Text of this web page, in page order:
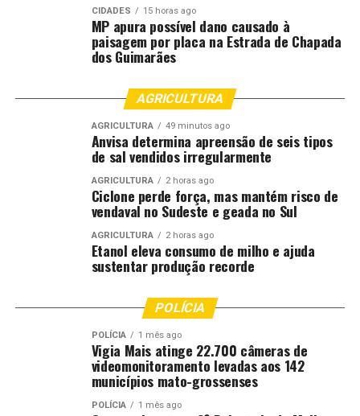
CIDADES 15 horas ago
MP apura possível dano causado à
paisagem por placa na Estrada de Chapada
dos Guimarães
AGRICULTURA
AGRICULTURA 49 minutos ago
Anvisa determina apreensão de seis tipos
de sal vendidos irregularmente
AGRICULTURA 2 horas ago
Ciclone perde força, mas mantém risco de
vendaval no Sudeste e geada no Sul
AGRICULTURA 2 horas ago
Etanol eleva consumo de milho e ajuda
sustentar produção recorde
POLÍCIA
POLÍCIA 1 mês ago
Vigia Mais atinge 22.700 câmeras de
videomonitoramento levadas aos 142
municípios mato-grossenses
POLÍCIA 1 mês ago